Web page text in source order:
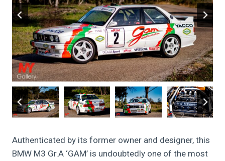
Authenticated by its former owner and designer, this
BMW M3 Gr.A ‘GAM’ is undoubtedly one of the most